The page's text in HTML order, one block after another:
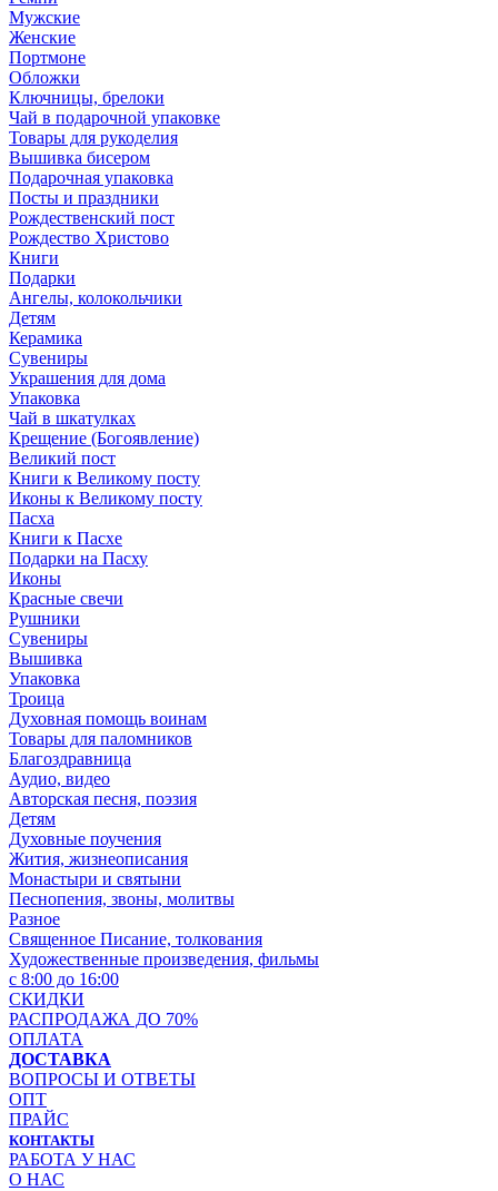
Мужские
Женские
Портмоне
Обложки
Ключницы, брелоки
Чай в подарочной упаковке
Товары для рукоделия
Вышивка бисером
Подарочная упаковка
Посты и праздники
Рождественский пост
Рождество Христово
Книги
Подарки
Ангелы, колокольчики
Детям
Керамика
Сувениры
Украшения для дома
Упаковка
Чай в шкатулках
Крещение (Богоявление)
Великий пост
Книги к Великому посту
Иконы к Великому посту
Пасха
Книги к Пасхе
Подарки на Пасху
Иконы
Красные свечи
Рушники
Сувениры
Вышивка
Упаковка
Троица
Духовная помощь воинам
Товары для паломников
Благоздравница
Аудио, видео
Авторская песня, поэзия
Детям
Духовные поучения
Жития, жизнеописания
Монастыри и святыни
Песнопения, звоны, молитвы
Разное
Священное Писание, толкования
Художественные произведения, фильмы
с 8:00 до 16:00
СКИДКИ
РАСПРОДАЖА ДО 70%
ОПЛАТА
ДОСТАВКА
ВОПРОСЫ И ОТВЕТЫ
ОПТ
ПРАЙС
КОНТАКТЫ
РАБОТА У НАС
О НАС